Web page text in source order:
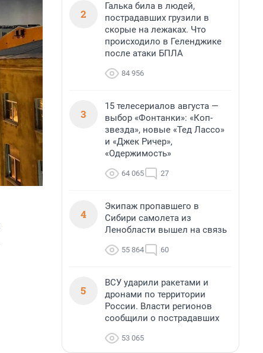
2
Галька била в людей,
пострадавших грузили в
скорые на лежаках. Что
происходило в Геленджике
после атаки БПЛА
84 956
3
15 телесериалов августа —
выбор «Фонтанки»: «Коп-
звезда», новые «Тед Лассо»
и «Джек Ричер»,
«Одержимость»
64 065 27
4
Экипаж пропавшего в
Сибири самолета из
Ленобласти вышел на связь
55 864 60
5
ВСУ ударили ракетами и
дронами по территории
России. Власти регионов
сообщили о пострадавших
53 065